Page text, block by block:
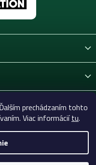
prechádzaním tohto
Viac informáciítu.
Všetko pre tetovanie a